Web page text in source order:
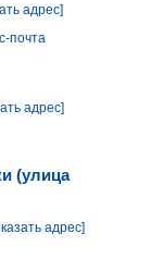
адрес]
почта
адрес]
(улица
адрес]